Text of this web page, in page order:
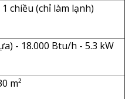
chiều (chỉ làm lạnh)
- 18.000 Btu/h - 5.3 kW
m²